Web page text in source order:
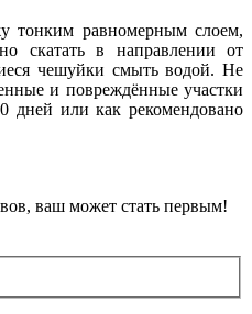
тонким равномерным слоем,
скатать в направлении от
чешуйки смыть водой. Не
и повреждённые участки
дней или как рекомендовано
ваш может стать первым!